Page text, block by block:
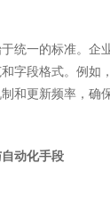
一的标准。企
字段格式。例如
和更新频率，确
动化手段